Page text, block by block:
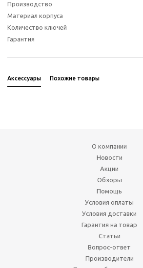
Производство
Материал корпуса
Количество ключей
Гарантия
Аксессуары Похожие товары
О компании
Новости
Акции
Обзоры
Помощь
Условия оплаты
Условия доставки
Гарантия на товар
Статьи
Вопрос-ответ
Производители